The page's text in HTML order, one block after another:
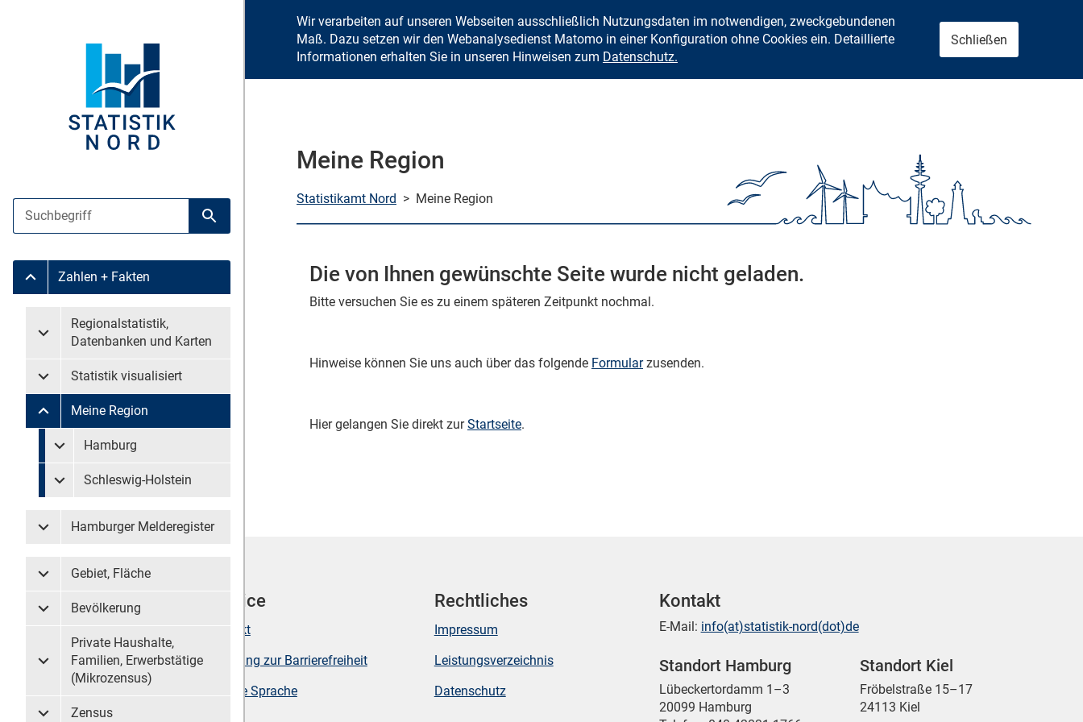
Zum Inhalt springen
Suche
Suche starten
Untermenü Zahlen + Fakten
Zahlen + Fakten
Untermenü überspringen
Untermenü Regionalstatistik, Datenbanken und Karten
Regionalstatistik,
Datenbanken und Karten
Untermenü Statistik visualisiert
Statistik visualisiert
Untermenü Meine Region
Meine Region
Untermenü überspringen
Untermenü Meine Region Hamburg
Hamburg
Untermenü Meine Region Schleswig-Holstein
Schleswig-Holstein
Untermenü Hamburger Melderegister
Hamburger Melderegister
Untermenü Gebiet, Fläche
Gebiet, Fläche
Untermenü Bevölkerung
Bevölkerung
Untermenü Private Haushalte, Familien, Erwerbstätige (Mikrozensus)
Private Haushalte,
Familien, Erwerbstätige
(Mikrozensus)
Zensus
Wir verarbeiten auf unseren Webseiten ausschließlich Nutzungsdaten im notwendigen, zweckgebundenen
Maß. Dazu setzen wir den Webanalysedienst Matomo in einer Konfiguration ohne Cookies ein. Detaillierte
Informationen erhalten Sie in unseren Hinweisen zum Datenschutz.
Schließen
Meine Region
Statistikamt Nord > Meine Region
Die von Ihnen gewünschte Seite wurde nicht geladen.
Bitte versuchen Sie es zu einem späteren Zeitpunkt nochmal.
Hinweise können Sie uns auch über das folgende Formularzusenden.
Hier gelangen Sie direkt zurStartseite.
Werkzeuge
Sitemap
Suche
Service
Kontakt
Erklärung zur Barrierefreiheit
Leichte Sprache
Rechtliches
Impressum
Leistungsverzeichnis
Datenschutz
Kontakt
E-Mail: info(at)statistik-nord(dot)de
Standort Hamburg
Lübeckertordamm 1–3
20099 Hamburg
Standort Kiel
Fröbelstraße 15–17
24113 Kiel